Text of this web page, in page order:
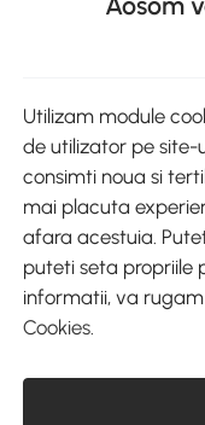
Descarca
+40
Romania, Bucureşti
Utilizam module
de utilizator pe site-
consimti noua si
mai placuta
afara acestuia.
puteti seta propriile
informatii, va
Cookies.